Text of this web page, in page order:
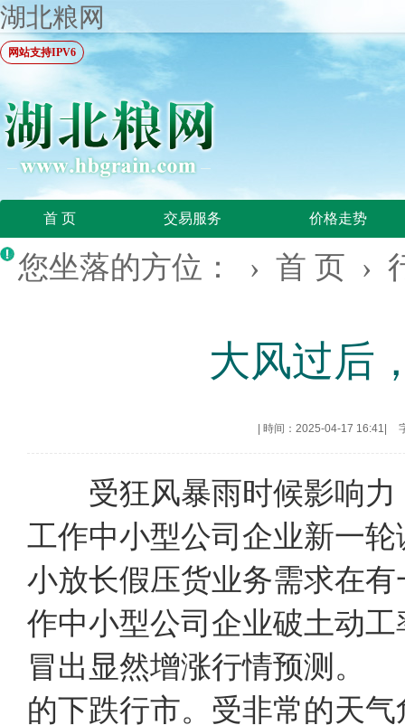
湖北粮网
网站支持IPV6
首 页 交易服务 价格走势
您坐落的方位： › 首 页 ›
大风过后
時间：2025-04-17 16:41
受狂风暴雨时候影响力
工作中小型公司企业新一
小放长假压货业务需求在
作中小型公司企业破土动
冒出显然增涨行情预测
的下跌行市。受非常的天